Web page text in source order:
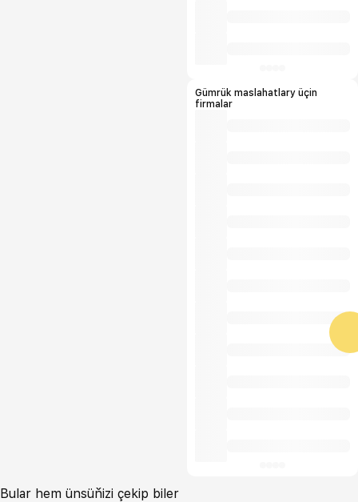
Gümrük maslahatlary üçin
firmalar
Bular hem ünsüňizi çekip biler